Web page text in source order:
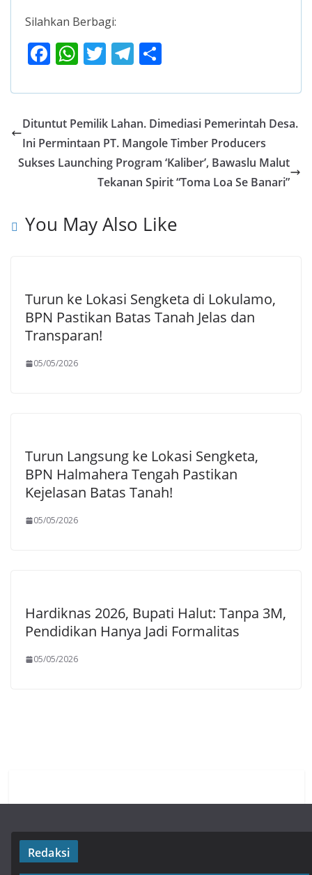
Silahkan Berbagi:
F
e
b
o
o
W
at
s
A
p
T
itt
er
T
e
gr
a
m
ar
e
Dituntut Pemilik Lahan. Dimediasi Pemerintah Desa.
Ini Permintaan PT. Mangole Timber Producers
Sukses Launching Program ‘Kaliber’, Bawaslu Malut
Tekanan Spirit “Toma Loa Se Banari”
You May Also Like
Turun ke Lokasi Sengketa di Lokulamo,
BPN Pastikan Batas Tanah Jelas dan
Transparan!
05/05/2026
Turun Langsung ke Lokasi Sengketa,
BPN Halmahera Tengah Pastikan
Kejelasan Batas Tanah!
05/05/2026
Hardiknas 2026, Bupati Halut: Tanpa 3M,
Pendidikan Hanya Jadi Formalitas
05/05/2026
Redaksi